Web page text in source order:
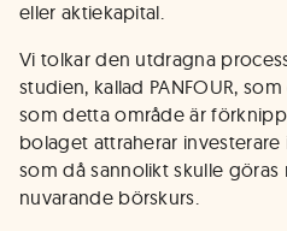
eller aktiekapital.
Vi tolkar den utdragna
studien, kallad PANFOUR,
som detta område är
bolaget attraherar
som då sannolikt skulle
nuvarande börskurs.